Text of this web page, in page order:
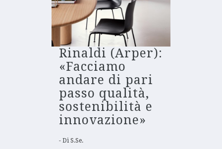
Rinaldi (Arper):
«Facciamo
andare di pari
passo qualità,
sostenibilità e
innovazione»
Di S.Se.